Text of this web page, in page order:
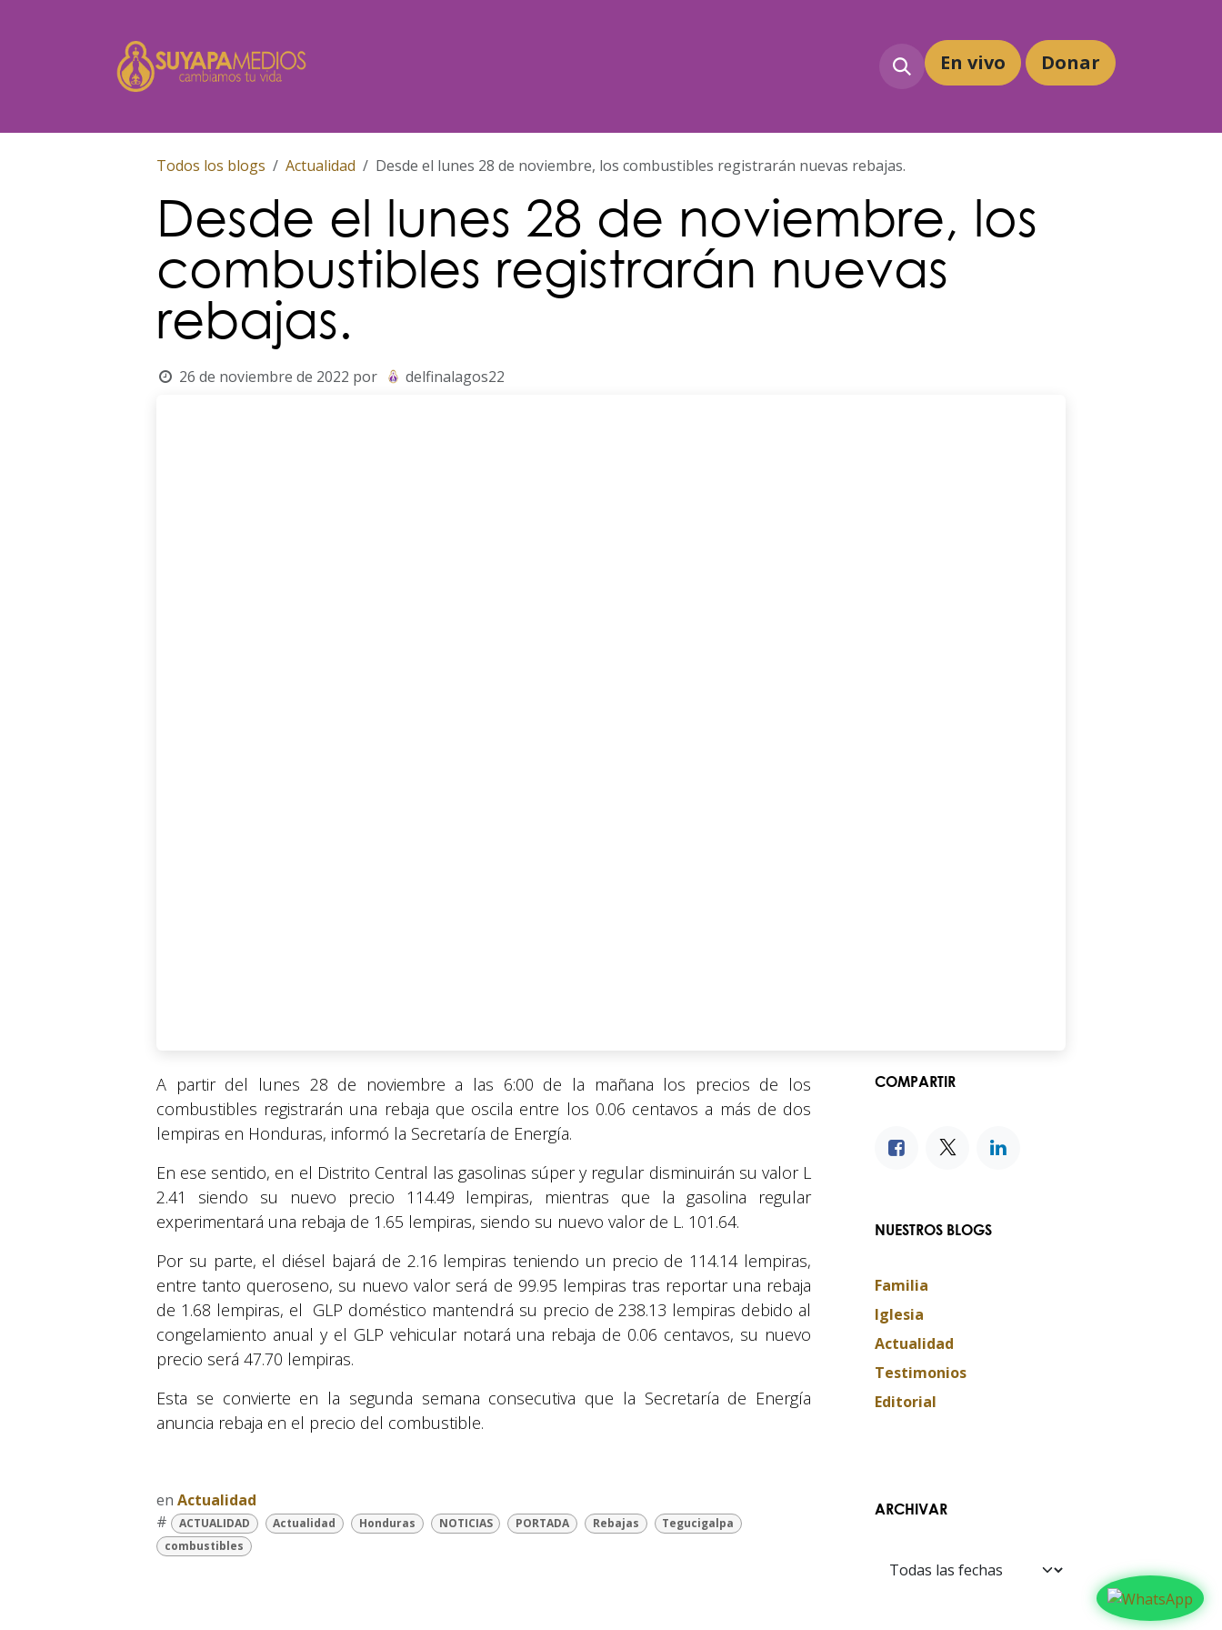
En vivo Donar
Todos los blogs Actualidad Desde el lunes 28 de noviembre, los combustibles registrarán nuevas rebajas.
Desde el lunes 28 de noviembre, los
combustibles registrarán nuevas
rebajas.
26 de noviembre de 2022 por delfinalagos22
A partir del lunes 28 de noviembre a las 6:00 de la mañana los precios de los
combustibles registrarán una rebaja que oscila entre los 0.06 centavos a más de dos
lempiras en Honduras, informó la Secretaría de Energía.
En ese sentido, en el Distrito Central las gasolinas súper y regular disminuirán su valor L
2.41 siendo su nuevo precio 114.49 lempiras, mientras que la gasolina regular
experimentará una rebaja de 1.65 lempiras, siendo su nuevo valor de L. 101.64.
Por su parte, el diésel bajará de 2.16 lempiras teniendo un precio de 114.14 lempiras,
entre tanto queroseno, su nuevo valor será de 99.95 lempiras tras reportar una rebaja
de 1.68 lempiras, el GLP doméstico mantendrá su precio de 238.13 lempiras debido al
congelamiento anual y el GLP vehicular notará una rebaja de 0.06 centavos, su nuevo
precio será 47.70 lempiras.
Esta se convierte en la segunda semana consecutiva que la Secretaría de Energía
anuncia rebaja en el precio del combustible.
en Actualidad
#
ACTUALIDAD Actualidad Honduras NOTICIAS PORTADA Rebajas
Tegucigalpa
combustibles
COMPARTIR
NUESTROS BLOGS
Familia
Iglesia
Actualidad
Testimonios
Editorial
ARCHIVAR
Suyapa Medios, es una multiplataforma de